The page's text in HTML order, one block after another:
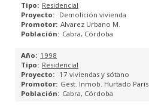
Residencial
Demolición vivienda
Alvarez Urbano M.
Cabra, Córdoba
1998
Residencial
17 viviendas y sótano
Gest. Inmob. Hurtado Paris
Cabra, Córdoba